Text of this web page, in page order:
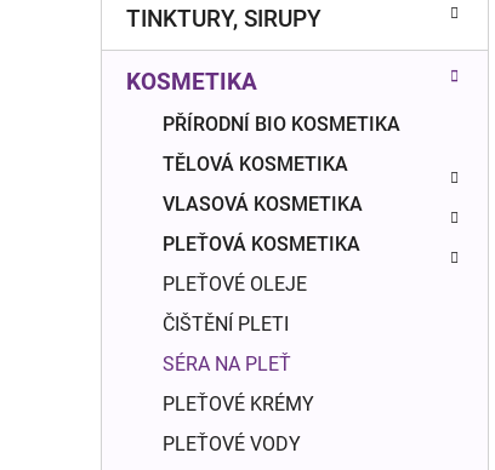
TINKTURY, SIRUPY
KOSMETIKA
PŘÍRODNÍ BIO KOSMETIKA
TĚLOVÁ KOSMETIKA
VLASOVÁ KOSMETIKA
PLEŤOVÁ KOSMETIKA
PLEŤOVÉ OLEJE
ČIŠTĚNÍ PLETI
SÉRA NA PLEŤ
PLEŤOVÉ KRÉMY
PLEŤOVÉ VODY